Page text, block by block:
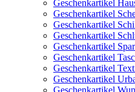
Geschenkartikel
Geschenkartikel
Geschenkartikel
Geschenkartikel
Geschenkartikel
Geschenkartikel
Geschenkartikel
Geschenkartikel
Geschenkartikel